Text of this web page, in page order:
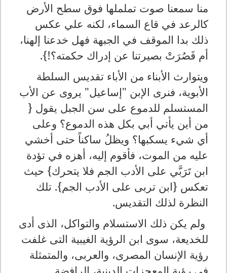
منا سمعنا صوت تململها فوق سطح الأرض
كالرعد في قاع السماء، لكنه علي عكس
ذلك بدا الموقف في الجبهة فهل خدعنا إلهنا،
أم قَصُرَتْ بصيرتنا عن إدراك حكمته؟!}.
ويتوارث الأبناء من الأباء تقديس السلطة
الأبوية، فنرى الإبن "إساعيل" يروى عن الأب
المستسلم للدموع على سن الجبل يقول {
من أين يأتي أبي بكل هذه الدموع؟ وعلى
أي شيء يسكبها؟ ويظلُ ساكناً حتى أخشي
عليه من الموت، فأقوم إليه، أهزه في تؤدة
ابن تَرَبَّي على الأدب الجم فلا يتحرك} حيث
تعكس {ابن تربى على الأدب الجم}. تلك
النظرة لذلك التقديس.
ولم يكن ذلك الاستسلام والتواكل، الذى أدى
للخديعة، سوى ابن الرؤية الغيبية التى غلفت
رؤية الإنسان المصرى، والعربى، والمتمثلة